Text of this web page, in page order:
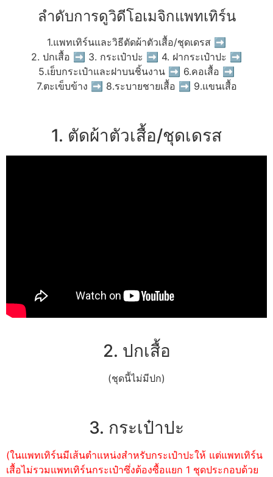
ลำดับการดูวิดีโอเมจิกแพทเทิร์น
1.แพทเทิร์นและวิธีตัดผ้าตัวเสื้อ/ชุดเดรส ➡
2. ปกเสื้อ ➡ 3. กระเป๋าปะ ➡ 4. ฝากระเป๋าปะ ➡
5.เย็บกระเป๋าและฝาบนชิ้นงาน ➡ 6.คอเสื้อ ➡
7.ตะเข็บข้าง ➡ 8.ระบายชายเสื้อ ➡ 9.แขนเสื้อ
1. ตัดผ้าตัวเสื้อ/ชุดเดรส
2. ปกเสื้อ
(ชุดนี้ไม่มีปก)
3. กระเป๋าปะ
(ในแพทเทิร์นมีเส้นตำแหน่งสำหรับกระเป๋าปะให้ แต่แพทเทิร์น
เสื้อไม่รวมแพทเทิร์นกระเป๋าซึ่งต้องซื้อแยก 1 ชุดประกอบด้วย